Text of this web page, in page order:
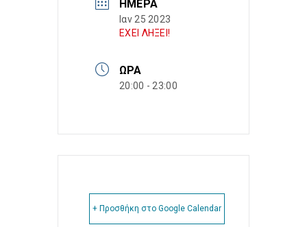
ΗΜΈΡΑ
Ιαν 25 2023
ΕΧΕΙ ΛΗΞΕΙ!
ΏΡΑ
20:00 - 23:00
+ Προσθήκη στο Google Calendar